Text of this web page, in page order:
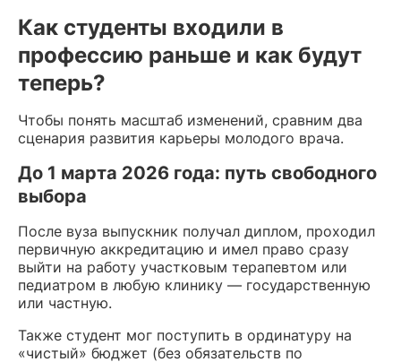
Как студенты входили в
профессию раньше и как будут
теперь?
Чтобы понять масштаб изменений, сравним два
сценария развития карьеры молодого врача.
До 1 марта 2026 года: путь свободного
выбора
После вуза выпускник получал диплом, проходил
первичную аккредитацию и имел право сразу
выйти на работу участковым терапевтом или
педиатром в любую клинику — государственную
или частную.
Также студент мог поступить в ординатуру на
«чистый» бюджет (без обязательств по